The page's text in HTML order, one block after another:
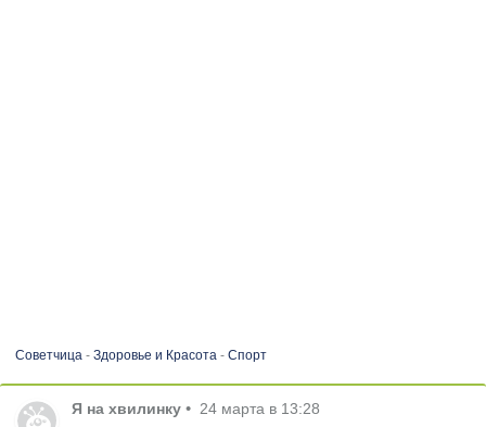
Советчица- Здоровье и Красота- Спорт
Я на хвилинку • 24 марта в 13:28